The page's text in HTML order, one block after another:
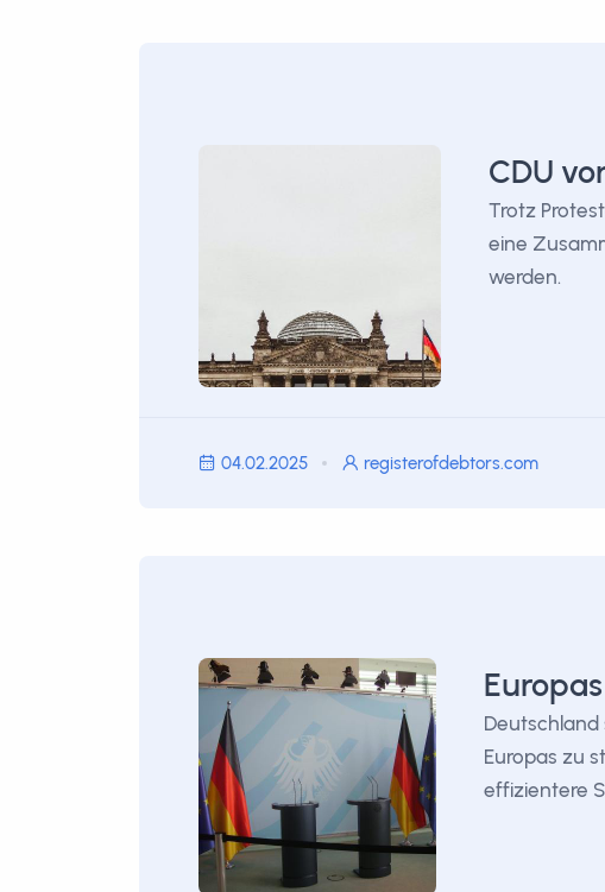
CDU
Trotz
eine
werden.
04.02.2025 registerofdebtors.com
Europas zu
effizientere